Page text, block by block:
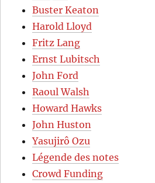
Buster Keaton
Harold Lloyd
Fritz Lang
Ernst Lubitsch
John Ford
Raoul Walsh
Howard Hawks
John Huston
Yasujirô Ozu
Légende des notes
Crowd Funding